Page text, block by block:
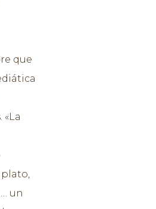
que
plato,
un